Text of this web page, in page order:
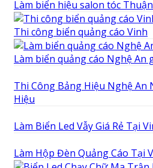
Làm biển hiệu salon tóc
Thi công biển quảng cáo Vinh
Làm biển quảng cáo Nghệ An
Thi Công Bảng Hiệu Nghệ
Hiệu
Làm Biển Led Vẫy Giá Rẻ Tại
Làm Hộp Đèn Quảng Cáo Tại